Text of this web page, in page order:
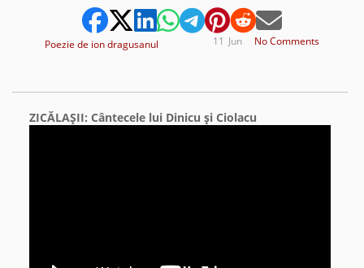
Poezie de ion dragusanul No Comments
Jun
11
ZICĂLAŞII: Cântecele lui Dinicu şi Ciolacu